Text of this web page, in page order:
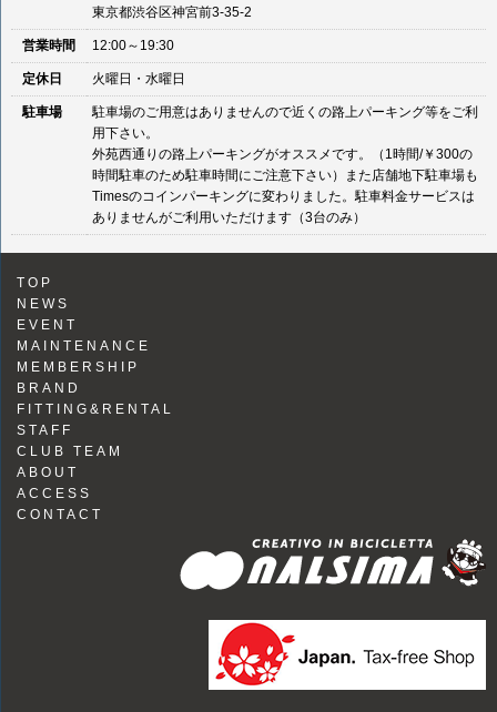
東京都渋谷区神宮前3-35-2
営業時間 12:00～19:30
定休日 火曜日・水曜日
駐車場
駐車場のご用意はありませんので近くの路上パーキング等をご利
用下さい。
外苑西通りの路上パーキングがオススメです。（1時間/￥300の
時間駐車のため駐車時間にご注意下さい）また店舗地下駐車場も
Timesのコインパーキングに変わりました。駐車料金サービスは
ありませんがご利用いただけます（3台のみ）
TOP
NEWS
EVENT
MAINTENANCE
MEMBERSHIP
BRAND
FITTING&RENTAL
STAFF
CLUB TEAM
ABOUT
ACCESS
CONTACT